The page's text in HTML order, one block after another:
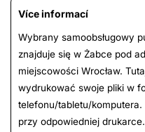
Více informací
Wybrany samoobsługowy
znajduje się w Żabce pod
miejscowości Wrocław.
wydrukować swoje pliki w
telefonu/tabletu/
przy odpowiedniej